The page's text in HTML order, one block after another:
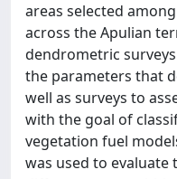
areas selected
across the Apulian
dendrometric
the parameters that
well as surveys to
with the goal of
vegetation fuel
was used to